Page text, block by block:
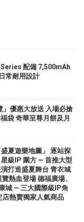
配備 7,500mAh
常耐用設計
優惠大放送 入場必搶
袋 奇華至尊月餅及月
夏遊樂地圖」 逐站探
級IP 圍方 — 首推大型
打造盛夏舞台 青衣城
熱血登場 德福廣場、
城 — 三大國際級IP角
店熱賣獨家人氣商品